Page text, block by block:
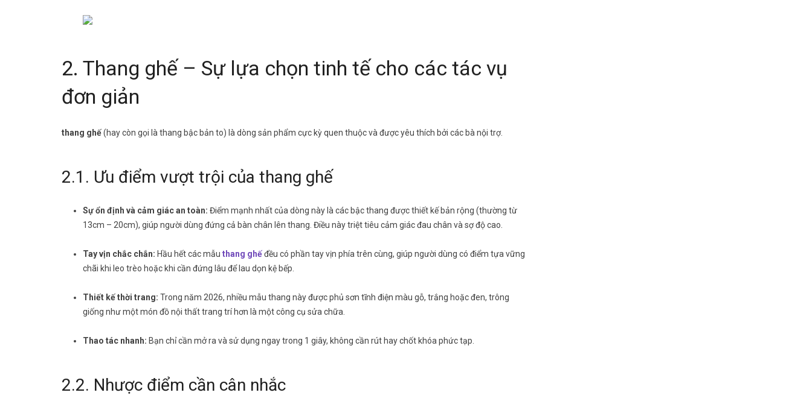
2. Thang ghế – Sự lựa chọn tinh tế cho các tác vụ
đơn giản
thang ghế(hay còn gọi là thang bậc bản to) là dòng sản phẩm cực kỳ quen thuộc và được yêu thích bởi các bà nội trợ.
2.1. Ưu điểm vượt trội của thang ghế
Sự ổn định và cảm giác an toàn: Điểm mạnh nhất của dòng này là các bậc thang được thiết kế bản rộng (thường từ
13cm – 20cm), giúp người dùng đứng cả bàn chân lên thang. Điều này triệt tiêu cảm giác đau chân và sợ độ cao.
Tay vịn chắc chắn: Hầu hết các mẫu thang ghếđều có phần tay vịn phía trên cùng, giúp người dùng có điểm tựa vững
chãi khi leo trèo hoặc khi cần đứng lâu để lau dọn kệ bếp.
Thiết kế thời trang: Trong năm 2026, nhiều mẫu thang này được phủ sơn tĩnh điện màu gỗ, trắng hoặc đen, trông
giống như một món đồ nội thất trang trí hơn là một công cụ sửa chữa.
Thao tác nhanh: Bạn chỉ cần mở ra và sử dụng ngay trong 1 giây, không cần rút hay chốt khóa phức tạp.
2.2. Nhược điểm cần cân nhắc